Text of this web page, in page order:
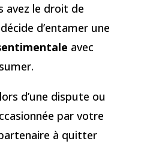
avez le droit de
d’entamer une
avec
d’une dispute ou
par votre
à quitter